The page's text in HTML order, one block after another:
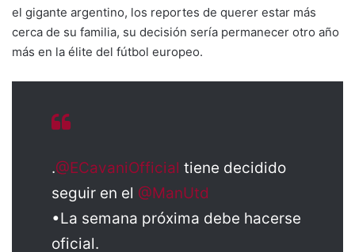
el gigante argentino, los reportes de querer estar más
cerca de su familia, su decisión sería permanecer otro año
más en la élite del fútbol europeo.
.@ECavaniOfficial tiene decidido
seguir en el @ManUtd
•La semana próxima debe hacerse
oficial.